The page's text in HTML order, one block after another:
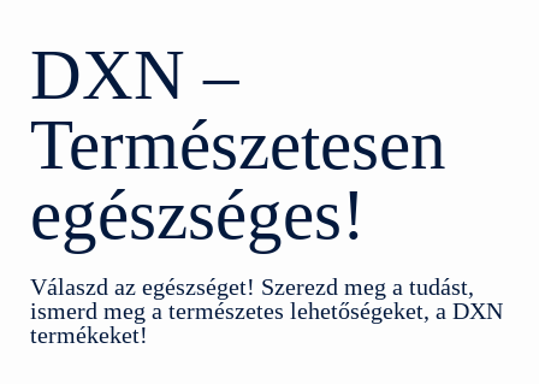
DXN –
Természetesen
egészséges!
Válaszd az egészséget! Szerezd meg a tudást,
ismerd meg a természetes lehetőségeket, a DXN
termékeket!